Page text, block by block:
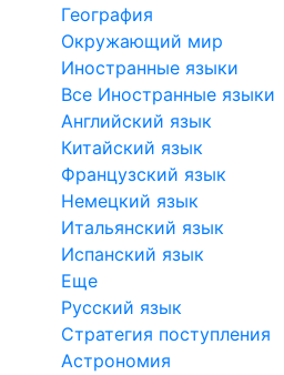
География
Окружающий мир
Иностранные языки
Все Иностранные языки
Английский язык
Китайский язык
Французский язык
Немецкий язык
Итальянский язык
Испанский язык
Еще
Русский язык
Стратегия поступления
Астрономия